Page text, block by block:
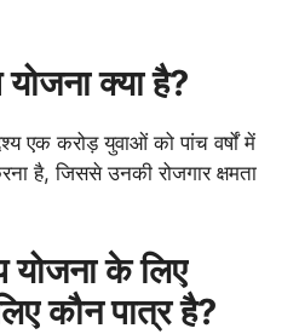
योजना क्या है?
एक करोड़ युवाओं को पांच वर्षों में
है, जिससे उनकी रोजगार क्षमता
योजना के लिए
कौन पात्र है?